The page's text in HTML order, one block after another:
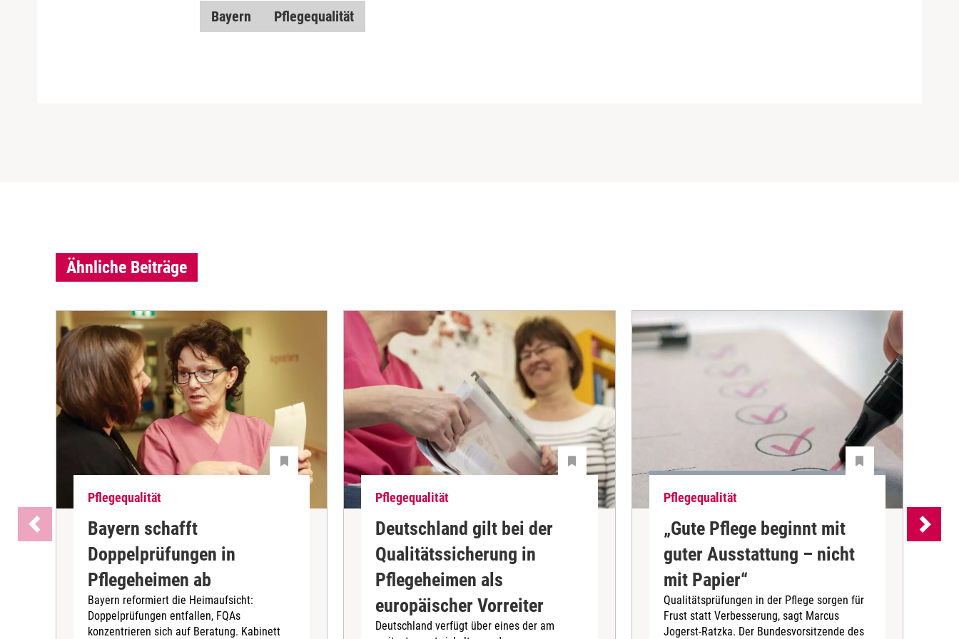
Bayern Pflegequalität
Ähnliche Beiträge
Pflegequalität
Bayern schafft
Doppelprüfungen in
Pflegeheimen ab
Bayern reformiert die Heimaufsicht:
Doppelprüfungen entfallen, FQAs
konzentrieren sich auf Beratung. Kabinett
Pflegequalität
Deutschland gilt bei der
Qualitätssicherung in
Pflegeheimen als
europäischer Vorreiter
Deutschland verfügt über eines der am
Pflegequalität
„Gute Pflege beginnt mit
guter Ausstattung – nicht
mit Papier“
Qualitätsprüfungen in der Pflege sorgen für
Frust statt Verbesserung, sagt Marcus
Jogerst-Ratzka. Der Bundesvorsitzende des